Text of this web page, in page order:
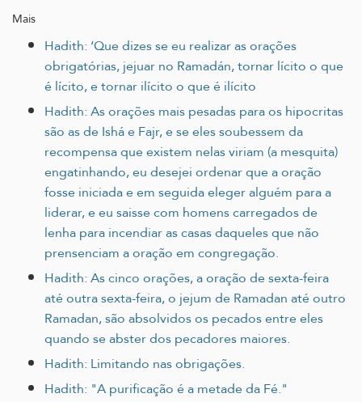
Mais
Hadith: ‘Que dizes se eu realizar as orações
obrigatórias, jejuar no Ramadán, tornar lícito o que
é lícito, e tornar ilícito o que é ilícito
Hadith: As orações mais pesadas para os hipocritas
são as de Ishá e Fajr, e se eles soubessem da
recompensa que existem nelas viriam (a mesquita)
engatinhando, eu desejei ordenar que a oração
fosse iniciada e em seguida eleger alguém para a
liderar, e eu saisse com homens carregados de
lenha para incendiar as casas daqueles que não
prensenciam a oração em congregação.
Hadith: As cinco orações, a oração de sexta-feira
até outra sexta-feira, o jejum de Ramadan até outro
Ramadan, são absolvidos os pecados entre eles
quando se abster dos pecadores maiores.
Hadith: Limitando nas obrigações.
Hadith: "A purificação é a metade da Fé."